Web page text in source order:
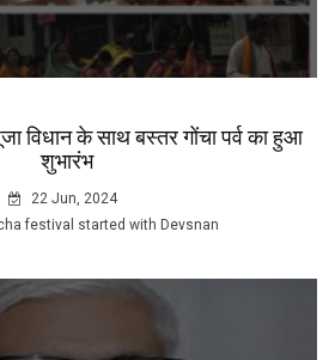
विधान के साथ बस्तर गोंचा पर्व का हुआ
शुभारंभ
22 Jun, 2024
festival started with Devsnan